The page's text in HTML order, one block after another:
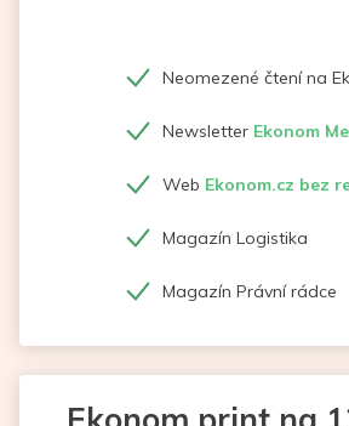
Neomezené čtení na
Newsletter Ekonom
Web Ekonom.cz bez
Magazín Logistika
Magazín Právní rádce